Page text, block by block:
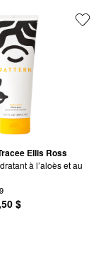
Ellis Ross
à l’aloès et au
$